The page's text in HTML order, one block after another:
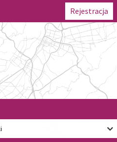
Rejestracja